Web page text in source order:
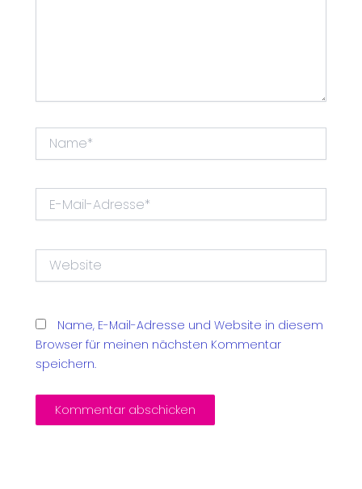
Mail-
Website
Name, E-Mail-Adresse und Website in diesem
Browser für meinen nächsten Kommentar
speichern.